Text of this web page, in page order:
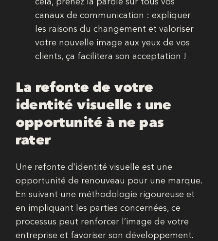
canaux de communication : expliquer
les raisons du changement et valoriser
votre nouvelle image aux yeux de vos
clients, ça facilitera son acceptation !
La refonte de votre
identité visuelle : une
opportunité à ne pas
rater
Une refonte d’identité visuelle est une
opportunité de renouveau pour une marque.
En suivant une méthodologie rigoureuse et
en impliquant les parties concernées, ce
processus peut renforcer l’image de votre
entreprise et favoriser son développement.